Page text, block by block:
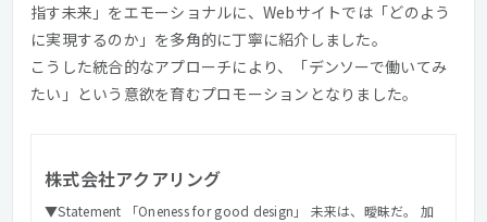
指す未来」をエモーショナルに、Webサイトでは「どのよう
に実現するのか」を多角的に丁寧に紹介しました。
こうした統合的なアプローチにより、「デンソーで働いてみ
たい」という意欲を育むプロモーションとなりました。
株式会社アクアリング
▼Statement 「Oneness for good design」 未来は、曖昧だ。 加